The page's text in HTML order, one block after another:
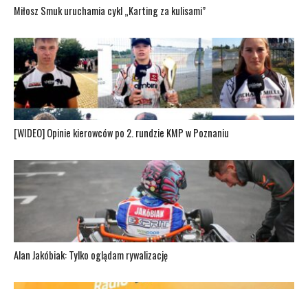
Miłosz Smuk uruchamia cykl „Karting za kulisami”
[WIDEO] Opinie kierowców po 2. rundzie KMP w Poznaniu
Alan Jakóbiak: Tylko oglądam rywalizację